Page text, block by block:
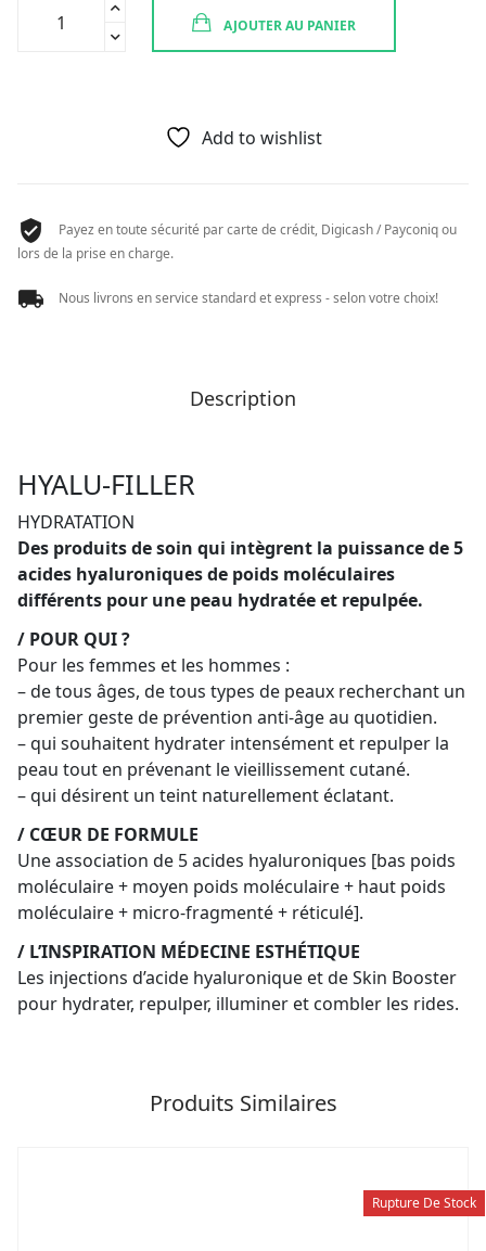
AJOUTER AU PANIER
Add to wishlist
Payez en toute sécurité par carte de crédit, Digicash / Payconiq ou
lors de la prise en charge.
Nous livrons en service standard et express - selon votre choix!
Description
HYALU-FILLER
HYDRATATION
Des produits de soin qui intègrent la puissance de 5
acides hyaluroniques de poids moléculaires
différents pour une peau hydratée et repulpée.
/ POUR QUI ?
Pour les femmes et les hommes :
– de tous âges, de tous types de peaux recherchant un
premier geste de prévention anti-âge au quotidien.
– qui souhaitent hydrater intensément et repulper la
peau tout en prévenant le vieillissement cutané.
– qui désirent un teint naturellement éclatant.
/ CŒUR DE FORMULE
Une association de 5 acides hyaluroniques [bas poids
moléculaire + moyen poids moléculaire + haut poids
moléculaire + micro-fragmenté + réticulé].
/ L’INSPIRATION MÉDECINE ESTHÉTIQUE
Les injections d’acide hyaluronique et de Skin Booster
pour hydrater, repulper, illuminer et combler les rides.
Produits Similaires
Rupture De Stock